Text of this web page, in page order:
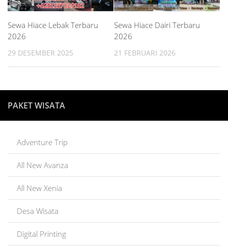
Sewa Hiace Lebak Terbaru
2026
29 DESEMBER 2025
Sewa Hiace Dairi Terbaru
2026
21 FEBRUARI 2026
PAKET WISATA
Adventure Trip
All New Avanza
All New Xenia
Desa Wisata
Digital Printing